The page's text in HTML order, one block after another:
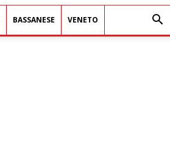
BASSANESE VENETO